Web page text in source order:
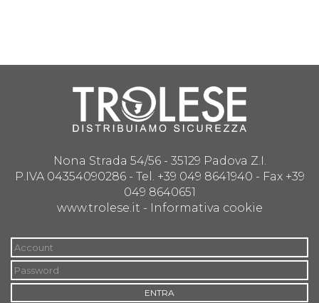
Nona Strada 54/56 - 35129 Padova Z.I.
P.IVA 04354090286 - Tel. +39 049 8641940 - Fax +39
049 8640651
www.trolese.it - Informativa cookie
ENTRA